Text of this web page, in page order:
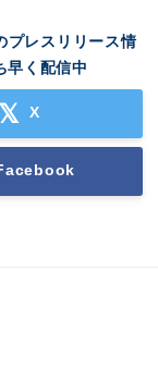
プレスリリース情
早く配信中
X